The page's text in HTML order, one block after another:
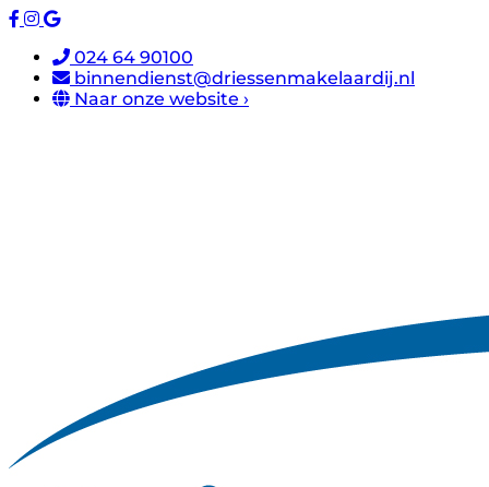
024 64 90100
binnendienst@driessenmakelaardij.nl
Naar onze website ›